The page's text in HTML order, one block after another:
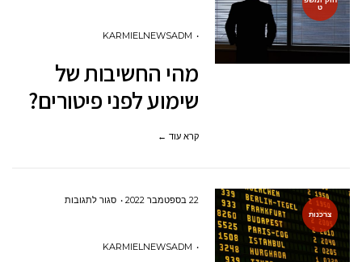
ט
שימוע
לפני
KARMIELNEWSADM
מהי החשיבות של
שימוע לפני פיטורים?
קרא עוד ←
צרכנות
22 בספטמבר 2022 סגור לתגובותעל
KARMIELNEWSADM